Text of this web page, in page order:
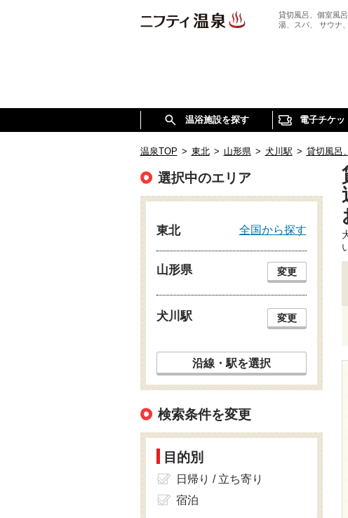
貸切風呂、個室風
湯、スパ、 サウナ
温浴施設を探す 電子チケ
温泉TOP > 東北 > 山形県 > 犬川駅 > 貸切風呂
選択中のエリア
東北 全国から探す
山形県 変更
犬川駅 変更
沿線・駅を選択
検索条件を変更
目的別
日帰り / 立ち寄り
宿泊